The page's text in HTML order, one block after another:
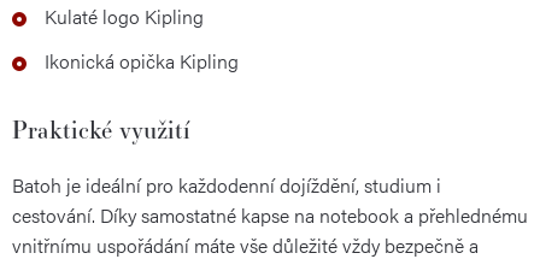
Kulaté logo Kipling
Ikonická opička Kipling
Praktické využití
Batoh je ideální pro každodenní dojíždění, studium i
cestování. Díky samostatné kapse na notebook a přehlednému
vnitřnímu uspořádání máte vše důležité vždy bezpečně a